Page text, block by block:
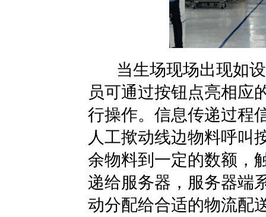
当生场现场出现如设
员可通过按钮点亮相应
行操作。信息传递过程
人工揿动线边物料呼叫
余物料到一定的数额，
递给服务器，服务器端
动分配给合适的物流配